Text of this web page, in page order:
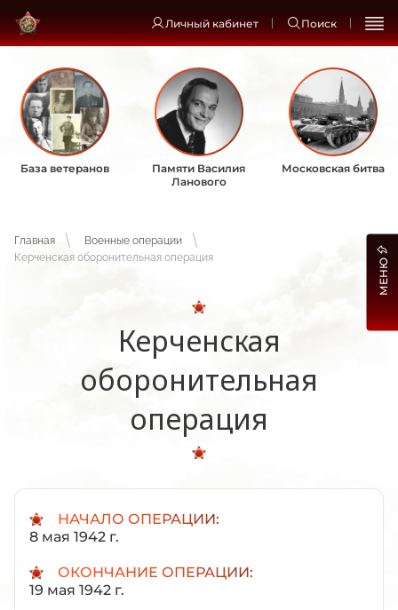
Личный кабинет Поиск
База ветеранов
Памяти Василия
Ланового
Московская битва
Главная
Военные операции
Керченская оборонительная операция
Керченская
оборонительная
операция
НАЧАЛО ОПЕРАЦИИ:
8 мая 1942 г.
ОКОНЧАНИЕ ОПЕРАЦИИ:
19 мая 1942 г.
МЕНЮ